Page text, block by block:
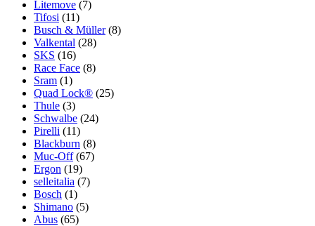
Litemove (7)
Tifosi (11)
Busch & Müller (8)
Valkental (28)
SKS (16)
Race Face (8)
Sram (1)
Quad Lock® (25)
Thule (3)
Schwalbe (24)
Pirelli (11)
Blackburn (8)
Muc-Off (67)
Ergon (19)
selleitalia (7)
Bosch (1)
Shimano (5)
Abus (65)